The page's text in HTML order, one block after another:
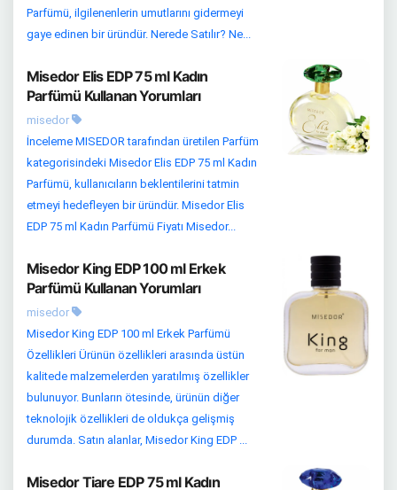
Parfümü, ilgilenenlerin umutlarını gidermeyi
gaye edinen bir üründür. Nerede Satılır? Ne...
Misedor Elis EDP 75 ml Kadın
Parfümü Kullanan Yorumları
misedor
İnceleme MISEDOR tarafından üretilen Parfüm
kategorisindeki Misedor Elis EDP 75 ml Kadın
Parfümü, kullanıcıların beklentilerini tatmin
etmeyi hedefleyen bir üründür. Misedor Elis
EDP 75 ml Kadın Parfümü Fiyatı Misedor...
Misedor King EDP 100 ml Erkek
Parfümü Kullanan Yorumları
misedor
Misedor King EDP 100 ml Erkek Parfümü
Özellikleri Ürünün özellikleri arasında üstün
kalitede malzemelerden yaratılmış özellikler
bulunuyor. Bunların ötesinde, ürünün diğer
teknolojik özellikleri de oldukça gelişmiş
durumda. Satın alanlar, Misedor King EDP ...
Misedor Tiare EDP 75 ml Kadın